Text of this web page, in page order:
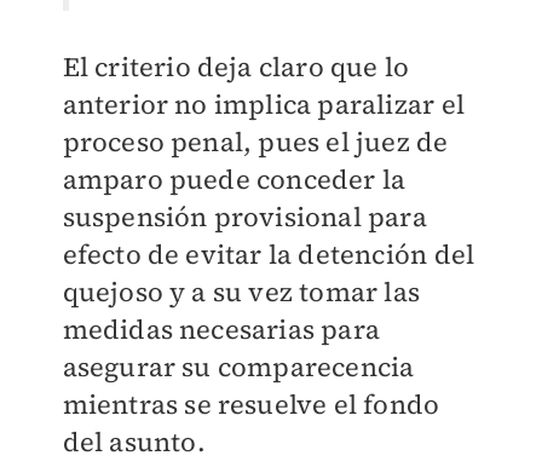
El criterio deja claro que lo
anterior no implica paralizar el
proceso penal, pues el juez de
amparo puede conceder la
suspensión provisional para
efecto de evitar la detención del
quejoso y a su vez tomar las
medidas necesarias para
asegurar su comparecencia
mientras se resuelve el fondo
del asunto.